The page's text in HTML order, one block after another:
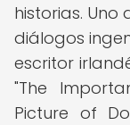
historias. Uno
diálogos
escritor
"The
Picture of